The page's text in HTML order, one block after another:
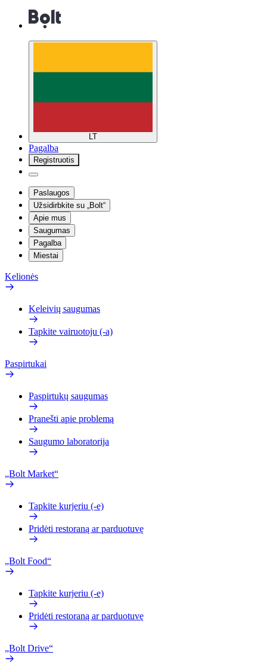
LT
Pagalba
Registruotis
Paslaugos
Užsidirbkite su „Bolt“
Apie mus
Saugumas
Pagalba
Miestai
Kelionės
Keleivių saugumas
Tapkite vairuotoju (-a)
Paspirtukai
Paspirtukų saugumas
Pranešti apie problemą
Saugumo laboratorija
„Bolt Market“
Tapkite kurjeriu (-e)
Pridėti restoraną ar parduotuvę
„Bolt Food“
Tapkite kurjeriu (-e)
Pridėti restoraną ar parduotuvę
„Bolt Drive“